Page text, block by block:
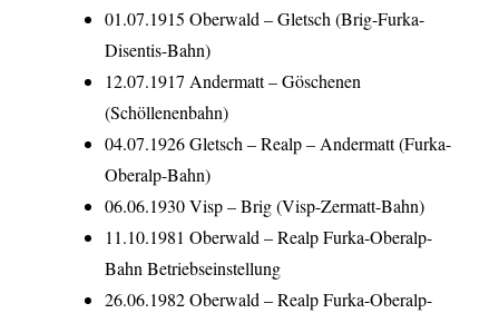
01.07.1915 Oberwald – Gletsch (Brig-Furka-
Disentis-Bahn)
12.07.1917 Andermatt – Göschenen
(Schöllenenbahn)
04.07.1926 Gletsch – Realp – Andermatt (Furka-
Oberalp-Bahn)
06.06.1930 Visp – Brig (Visp-Zermatt-Bahn)
11.10.1981 Oberwald – Realp Furka-Oberalp-
Bahn Betriebseinstellung
26.06.1982 Oberwald – Realp Furka-Oberalp-